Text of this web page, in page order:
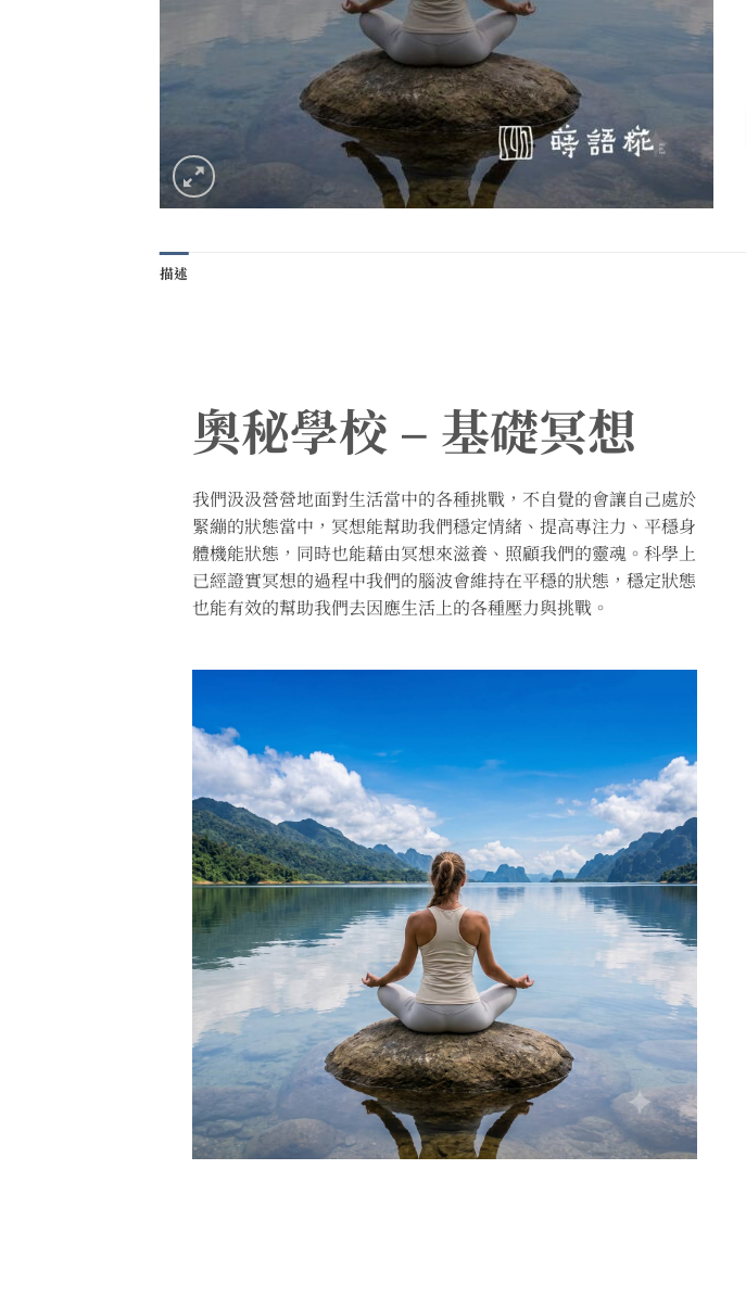
描述
奧秘學校 – 基礎冥想
我們汲汲營營地面對生活當中的各種挑戰，不自覺的會讓自己處於
緊繃的狀態當中，冥想能幫助我們穩定情緒、提高專注力、平穩身
體機能狀態，同時也能藉由冥想來滋養、照顧我們的靈魂。科學上
已經證實冥想的過程中我們的腦波會維持在平穩的狀態，穩定狀態
也能有效的幫助我們去因應生活上的各種壓力與挑戰。